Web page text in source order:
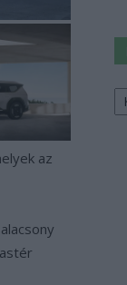
az